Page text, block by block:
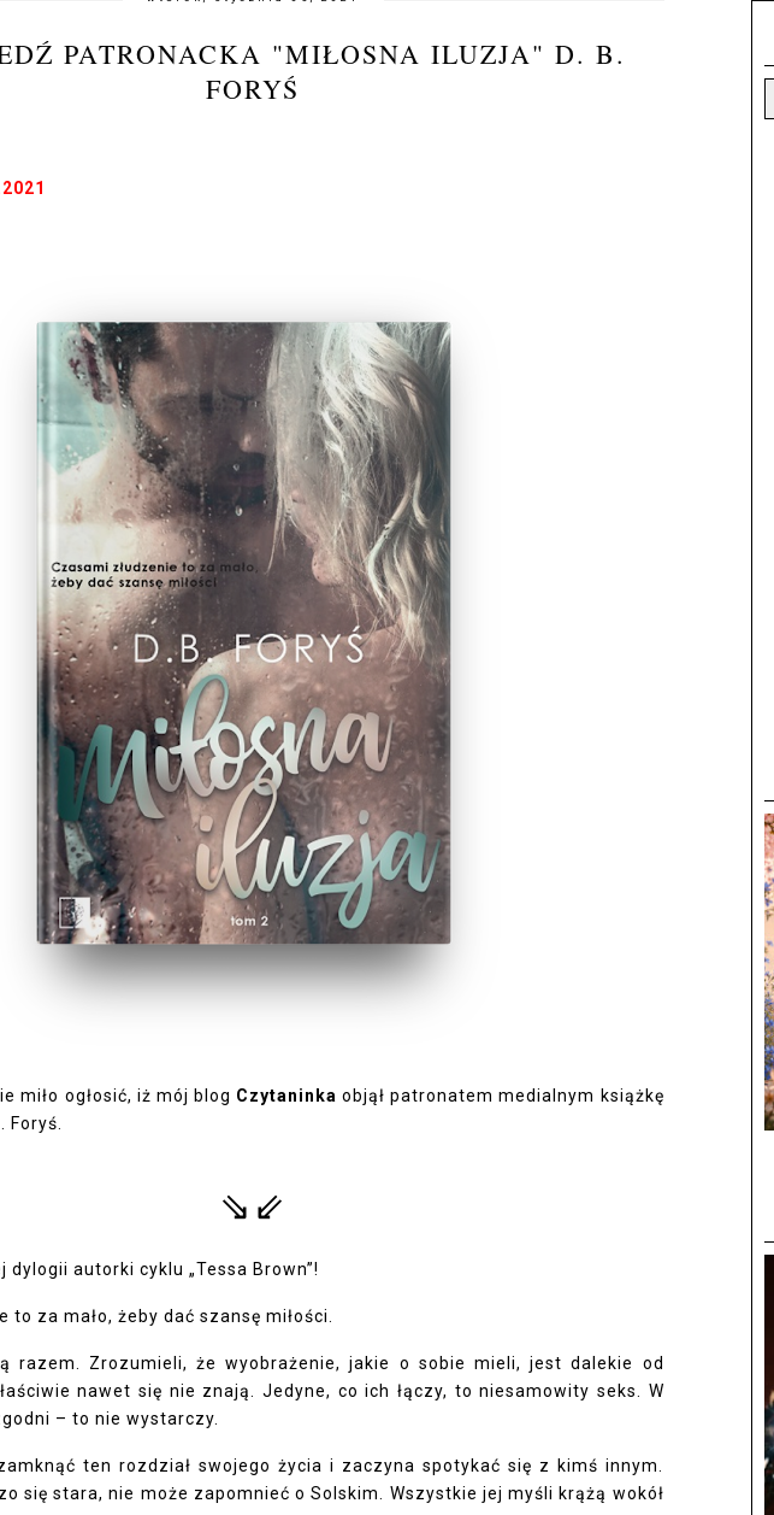
PATRONACKA "MIŁOSNA ILUZJA" D. B.
FORYŚ
miło ogłosić, iż mój blog Czytaninka objął patronatem medialnym książkę
Foryś.
⇘⇙
dylogii autorki cyklu „Tessa Brown”!
to za mało, żeby dać szansę miłości.
razem. Zrozumieli, że wyobrażenie, jakie o sobie mieli, jest dalekie od
nawet się nie znają. Jedyne, co ich łączy, to niesamowity seks. W
– to nie wystarczy.
ten rozdział swojego życia i zaczyna spotykać się z kimś innym.
się stara, nie może zapomnieć o Solskim. Wszystkie jej myśli krążą wokół